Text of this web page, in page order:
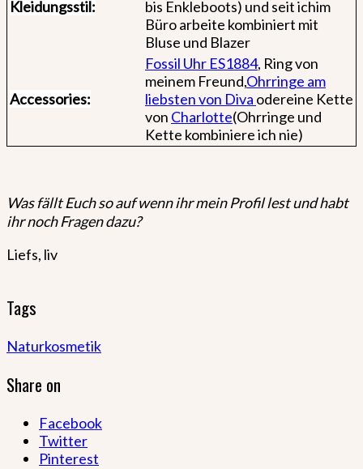
Kleidungsstil:
bis Enkleboots) und seit ichim
Büro arbeite kombiniert mit
Bluse und Blazer
Accessories:
Fossil Uhr ES1884, Ring von
meinem Freund,Ohrringe am
liebsten von Diva odereine Kette
von Charlotte(Ohrringe und
Kette kombiniere ich nie)
Was fällt Euch so auf wenn ihr mein Profil lest und habt
ihr noch Fragen dazu?
Liefs, liv
Tags
Naturkosmetik
Share on
Facebook
Twitter
Pinterest